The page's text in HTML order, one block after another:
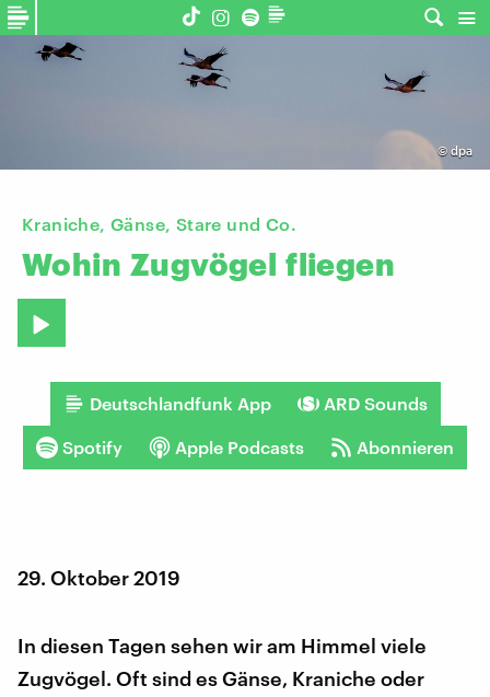
© dpa
Kraniche, Gänse, Stare und Co.
Wohin Zugvögel fliegen
Deutschlandfunk App ARD Sounds
Spotify Apple Podcasts Abonnieren
29. Oktober 2019
In diesen Tagen sehen wir am Himmel viele
Zugvögel. Oft sind es Gänse, Kraniche oder